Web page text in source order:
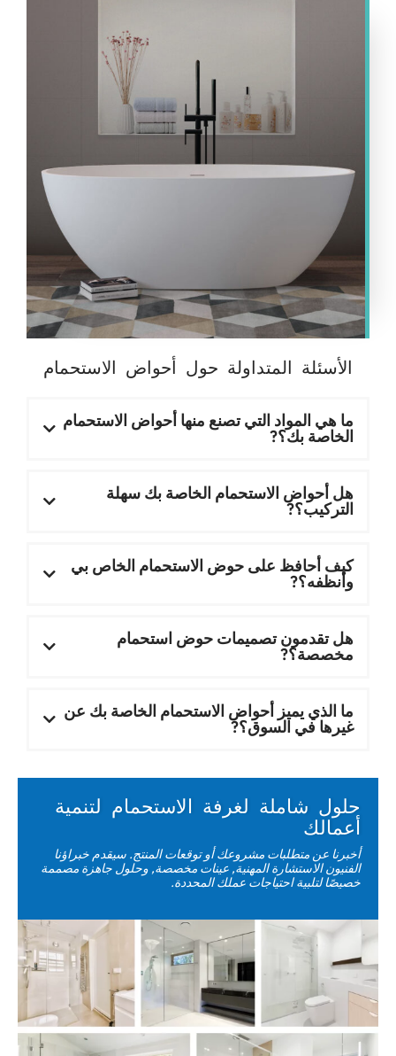
الأسئلة المتداولة حول أحواض الاستحمام
ما هي المواد التي تصنع منها أحواض الاستحمام
الخاصة بك؟?
هل أحواض الاستحمام الخاصة بك سهلة
التركيب؟?
كيف أحافظ على حوض الاستحمام الخاص بي
وأنظفه؟?
هل تقدمون تصميمات حوض استحمام
مخصصة؟?
ما الذي يميز أحواض الاستحمام الخاصة بك عن
غيرها في السوق؟?
حلول شاملة لغرفة الاستحمام لتنمية
أعمالك
أخبرنا عن متطلبات مشروعك أو توقعات المنتج. سيقدم خبراؤنا
الفنيون الاستشارة المهنية, عينات مخصصة, وحلول جاهزة مصممة
خصيصًا لتلبية احتياجات عملك المحددة.